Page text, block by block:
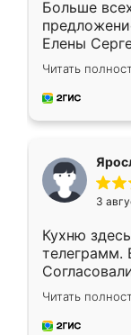
Больше
Елены
короткие
для замера
предложил
Читать
3
Кухню
телеграмм.
недели
довольны
мебель за
Читать